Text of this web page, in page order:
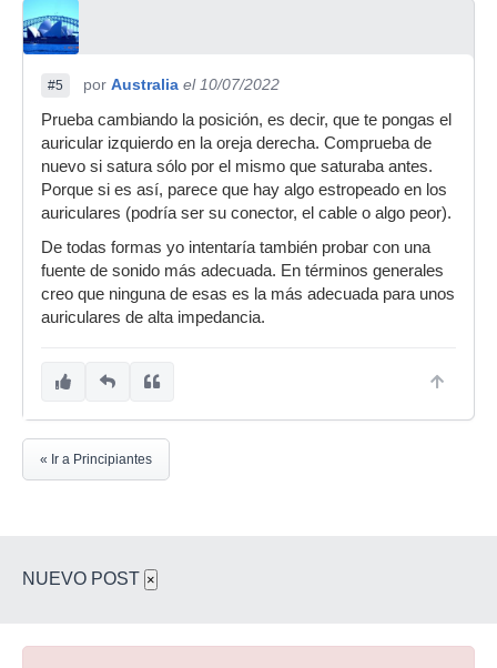
#5 por Australia el 10/07/2022
Prueba cambiando la posición, es decir, que te pongas el
auricular izquierdo en la oreja derecha. Comprueba de
nuevo si satura sólo por el mismo que saturaba antes.
Porque si es así, parece que hay algo estropeado en los
auriculares (podría ser su conector, el cable o algo peor).
De todas formas yo intentaría también probar con una
fuente de sonido más adecuada. En términos generales
creo que ninguna de esas es la más adecuada para unos
auriculares de alta impedancia.
« Ir a Principiantes
NUEVO POST ×